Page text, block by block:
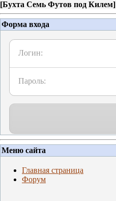
[Бухта Семь Футов под Килем]
Форма входа
Логин:
Пароль:
Меню сайта
Главная страница
Форум